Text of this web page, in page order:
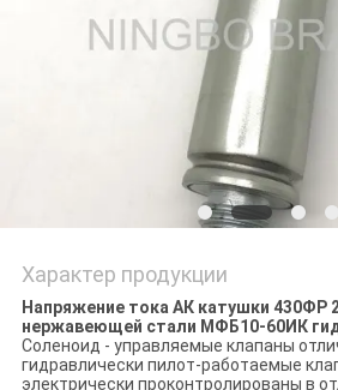
Характер продукции
Напряжение тока АК катушки 430ФР
нержавеющей стали МФБ10-60ИК
Соленоид - управляемые клапаны
гидравлически пилот-работаемые
электрически проконтролированы в